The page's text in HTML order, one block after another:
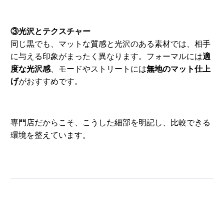
③光沢とテクスチャー
同じ黒でも、マットな質感と光沢のある素材では、相手
に与える印象がまったく異なります。フォーマルには適
度な光沢感、モードやストリートには無地のマット仕上
げがおすすめです。
専門店だからこそ、こうした細部を明記し、比較できる
環境を整えています。